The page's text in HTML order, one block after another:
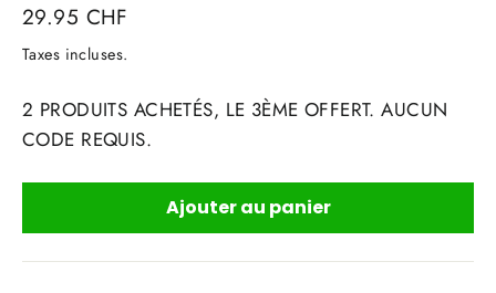
Prix
régulier
29.95 CHF
Taxes incluses.
2 PRODUITS ACHETÉS, LE 3ÈME OFFERT. AUCUN
CODE REQUIS.
Ajouter au panier